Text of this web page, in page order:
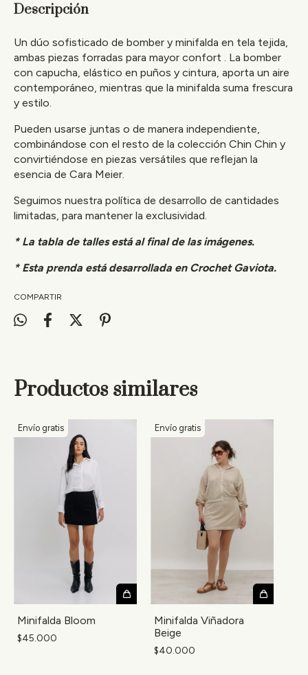
Descripción
Un dúo sofisticado de bomber y minifalda en tela tejida,
ambas piezas forradas para mayor confort . La bomber
con capucha, elástico en puños y cintura, aporta un aire
contemporáneo, mientras que la minifalda suma frescura
y estilo.
Pueden usarse juntas o de manera independiente,
combinándose con el resto de la colección Chin Chin y
convirtiéndose en piezas versátiles que reflejan la
esencia de Cara Meier.
Seguimos nuestra política de desarrollo de cantidades
limitadas, para mantener la exclusividad.
* La tabla de talles está al final de las imágenes.
* Esta prenda está desarrollada en Crochet Gaviota.
COMPARTIR
Productos similares
Envío gratis
Minifalda Bloom
$45.000
Envío gratis
Minifalda Viñadora
Beige
$40.000